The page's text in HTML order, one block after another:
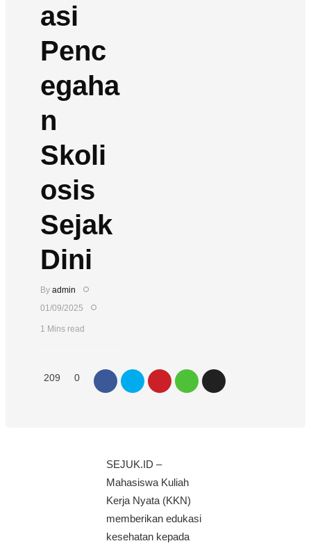
asi
Penc
egaha
n
Skoli
osis
Sejak
Dini
By admin
01/09/2025
1 Mins read
209 0
SEJUK.ID –
Mahasiswa Kuliah
Kerja Nyata (KKN)
memberikan edukasi
kesehatan kepada